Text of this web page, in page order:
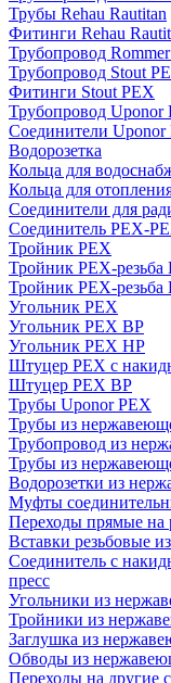
Трубы Rehau Rautitan
Фитинги Rehau
Трубопровод
Трубопровод Stout
Фитинги Stout PEX
Трубопровод Uponor
Соединители Uponor
Водорозетка
Кольца для
Кольца для
Соединители для
Соединитель PEX-
Тройник PEX
Тройник PEX-резьба
Тройник PEX-
Угольник PEX
Угольник PEX ВР
Угольник PEX НР
Штуцер PEX c
Штуцер PEX ВР
Трубы Uponor PEX
Трубы из
Трубопровод из
Трубы из
Водорозетки из
Муфты
Переходы прямые на
Вставки резьбовые
Соединитель с
пресс
Угольники из
Тройники из
Заглушка из
Обводы из
Переходы на другие